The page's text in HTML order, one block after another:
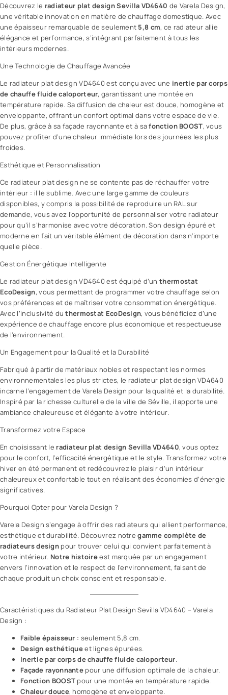
Découvrez le radiateur plat design Sevilla VD4640 de Varela Design,
une véritable innovation en matière de chauffage domestique. Avec
une épaisseur remarquable de seulement 5,8 cm, ce radiateur allie
élégance et performance, s’intégrant parfaitement à tous les
intérieurs modernes.
Une Technologie de Chauffage Avancée
Le radiateur plat design VD4640 est conçu avec une inertie par corps
de chauffe fluide caloporteur, garantissant une montée en
température rapide. Sa diffusion de chaleur est douce, homogène et
enveloppante, offrant un confort optimal dans votre espace de vie.
De plus, grâce à sa façade rayonnante et à safonction BOOST, vous
pouvez profiter d’une chaleur immédiate lors des journées les plus
froides.
Esthétique et Personnalisation
Ce radiateur plat design ne se contente pas de réchauffer votre
intérieur : il le sublime. Avec une large gamme de couleurs
disponibles, y compris la possibilité de reproduire un RAL sur
demande, vous avez l’opportunité de personnaliser votre radiateur
pour qu’il s’harmonise avec votre décoration. Son design épuré et
moderne en fait un véritable élément de décoration dans n’importe
quelle pièce.
Gestion Énergétique Intelligente
Le radiateur plat design VD4640 est équipé d’unthermostat
EcoDesign, vous permettant de programmer votre chauffage selon
vos préférences et de maîtriser votre consommation énergétique.
Avec l’inclusivité duthermostat EcoDesign, vous bénéficiez d’une
expérience de chauffage encore plus économique et respectueuse
de l’environnement.
Un Engagement pour la Qualité et la Durabilité
Fabriqué à partir de matériaux nobles et respectant les normes
environnementales les plus strictes, le radiateur plat design VD4640
incarne l’engagement de Varela Design pour la qualité et la durabilité.
Inspiré par la richesse culturelle de la ville de Séville, il apporte une
ambiance chaleureuse et élégante à votre intérieur.
Transformez votre Espace
En choisissant le radiateur plat design Sevilla VD4640, vous optez
pour le confort, l’efficacité énergétique et le style. Transformez votre
hiver en été permanent et redécouvrez le plaisir d’un intérieur
chaleureux et confortable tout en réalisant des économies d’énergie
significatives.
Pourquoi Opter pour Varela Design ?
Varela Design s’engage à offrir des radiateurs qui allient performance,
esthétique et durabilité. Découvrez notregamme complète de
radiateurs designpour trouver celui qui convient parfaitement à
votre intérieur. Notre histoireest marquée par un engagement
envers l’innovation et le respect de l’environnement, faisant de
chaque produit un choix conscient et responsable.
Caractéristiques du Radiateur Plat Design Sevilla VD4640 – Varela
Design :
Faible épaisseur : seulement 5,8 cm.
Design esthétiqueet lignes épurées.
Inertie par corps de chauffe fluide caloporteur.
Façade rayonnantepour une diffusion optimale de la chaleur.
Fonction BOOST pour une montée en température rapide.
Chaleur douce, homogène et enveloppante.